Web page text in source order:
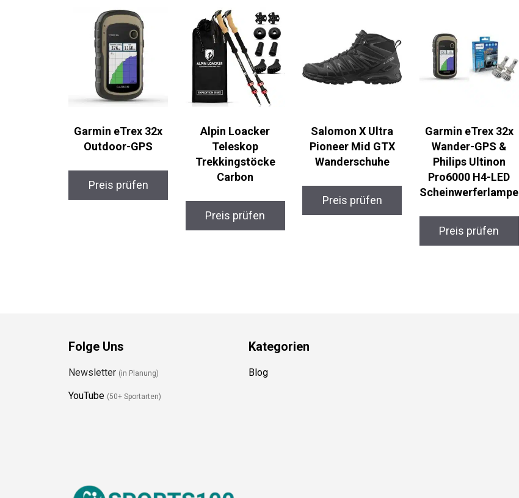
Garmin eTrex 32x
Outdoor-GPS
Preis prüfen
Alpin Loacker
Teleskop
Trekkingstöcke
Carbon
Preis prüfen
Salomon X Ultra
Pioneer Mid GTX
Wanderschuhe
Preis prüfen
Garmin eTrex 32x
Wander-GPS &
Philips Ultinon
Pro6000 H4-LED
Scheinwerferlampe
Preis prüfen
Folge Uns
Newsletter (in Planung)
YouTube (50+ Sportarten)
Kategorien
Blog